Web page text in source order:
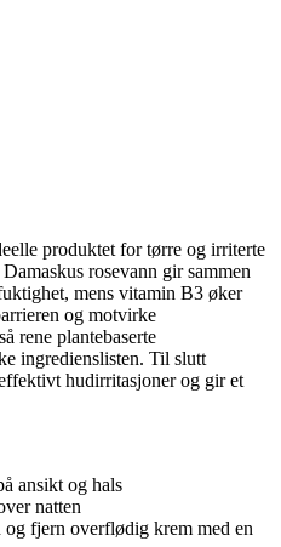
produktet for tørre og irriterte
rosevann gir sammen
mens vitamin B3 øker
og motvirke
rene plantebaserte
ingredienslisten. Til slutt
hudirritasjoner og gir et
ansikt og hals
natten
fjern overflødig krem med en